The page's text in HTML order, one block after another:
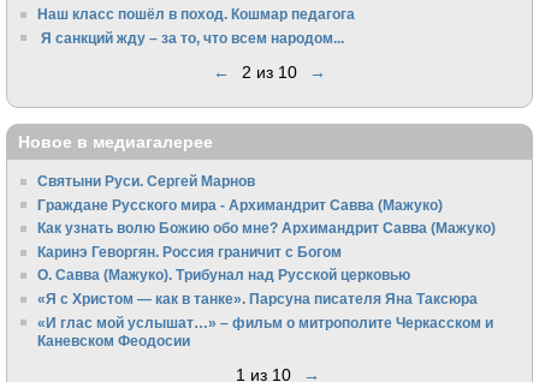
Наш класс пошёл в поход. Кошмар педагога
Я санкций жду – за то, что всем народом...
← 2 из 10 →
Новое в медиагалерее
Святыни Руси. Сергей Марнов
Граждане Русского мира - Архимандрит Савва (Мажуко)
Как узнать волю Божию обо мне? Архимандрит Савва (Мажуко)
Каринэ Геворгян. Россия граничит с Богом
О. Савва (Мажуко). Трибунал над Русской церковью
«Я с Христом — как в танке». Парсуна писателя Яна Таксюра
«И глас мой услышат…» – фильм о митрополите Черкасском и
Каневском Феодосии
1 из 10 →